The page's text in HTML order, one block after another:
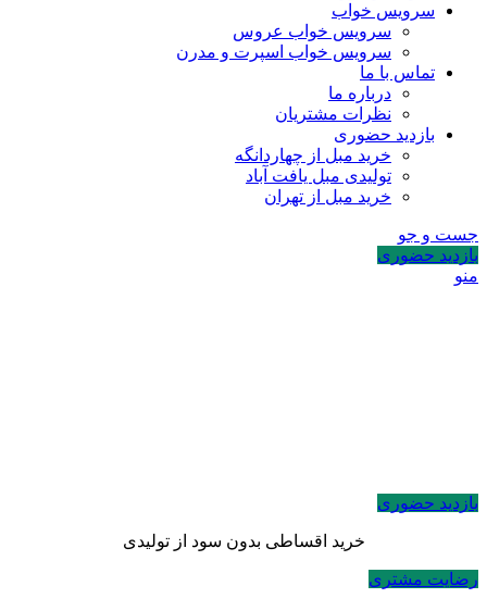
سرویس خواب
سرویس خواب عروس
سرویس خواب اسپرت و مدرن
تماس با ما
درباره ما
نظرات مشتریان
بازدید حضوری
خرید مبل از چهاردانگه
تولیدی مبل یافت آباد
خرید مبل از تهران
جست و جو
بازدید حضوری
منو
بازدید حضوری
خرید اقساطی بدون سود از تولیدی
رضایت مشتری